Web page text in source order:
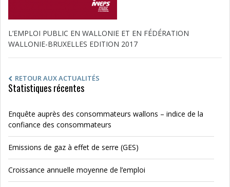
L’EMPLOI PUBLIC EN WALLONIE ET EN FÉDÉRATION
WALLONIE-BRUXELLES EDITION 2017
RETOUR AUX ACTUALITÉS
Statistiques récentes
Enquête auprès des consommateurs wallons – indice de la
confiance des consommateurs
Emissions de gaz à effet de serre (GES)
Croissance annuelle moyenne de l’emploi